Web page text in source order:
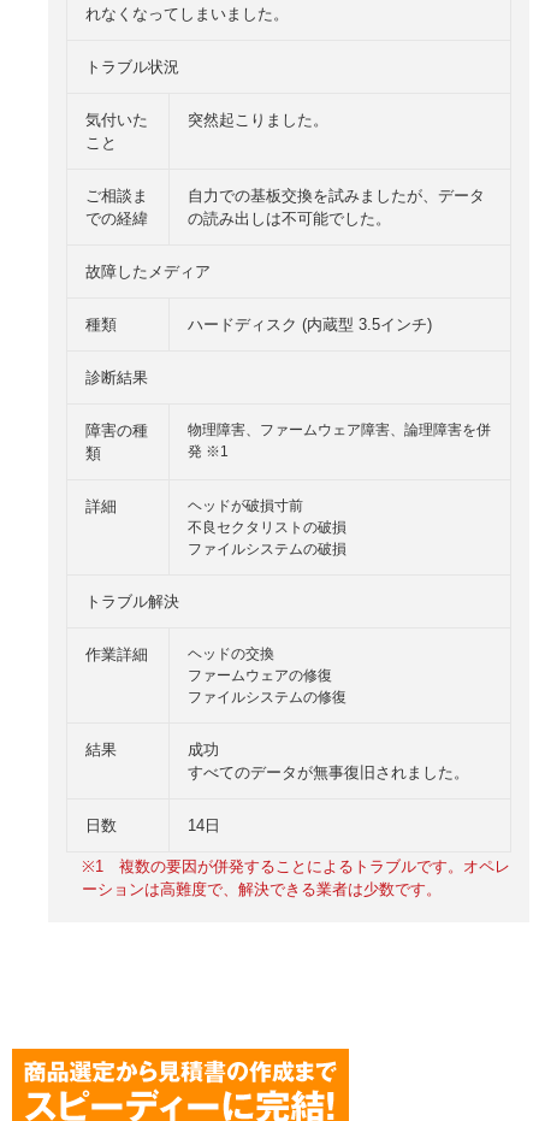
れなくなってしまいました。
トラブル状況
気付いた
こと
突然起こりました。
ご相談ま
での経緯
自力での基板交換を試みましたが、データ
の読み出しは不可能でした。
故障したメディア
種類 ハードディスク (内蔵型 3.5インチ)
診断結果
障害の種
類
物理障害、ファームウェア障害、論理障害を併
発 ※1
詳細
ヘッドが破損寸前
不良セクタリストの破損
ファイルシステムの破損
トラブル解決
作業詳細
ヘッドの交換
ファームウェアの修復
ファイルシステムの修復
結果
成功
すべてのデータが無事復旧されました。
日数 14日
※1
複数の要因が併発することによるトラブルです。オペレ
ーションは高難度で、解決できる業者は少数です。